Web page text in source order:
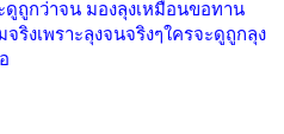
ดูถูกว่าจน มองลุงเหมือนขอทาน
ริงเพราะลุงจนจริงๆใครจะดูถูกลุง